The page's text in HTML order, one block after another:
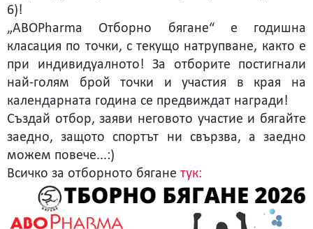
6)!
„ABOPharma Отборно бягане“ е годишна
класация по точки, с текущо натрупване, както е
при индивидуалното! За отборите постигнали
най-голям брой точки и участия в края на
календарната година се предвиждат награди!
Създай отбор, заяви неговото участие и бягайте
заедно, защото спортът ни свързва, а заедно
можем повече...:)
Всичко за отборното бягане тук: